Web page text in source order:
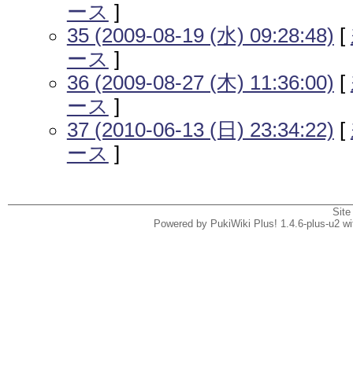
ース ]
35 (2009-08-19 (水) 09:28:48) [
ース ]
36 (2009-08-27 (木) 11:36:00) [
ース ]
37 (2010-06-13 (日) 23:34:22) [
ース ]
Powered by PukiWiki Plus! 1.4.6-plus-u2